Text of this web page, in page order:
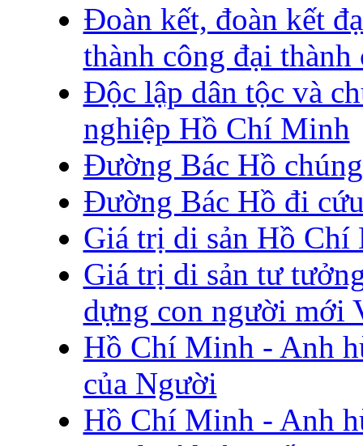
Đoàn kết, đoàn kết
thành công đại thành
Độc lập dân tộc và
nghiệp Hồ Chí Minh
Đường Bác Hồ
Đường Bác Hồ đi
Giá trị di sản Hồ
Giá trị di sản tư
dựng con người mới
Hồ Chí Minh - Anh
của Người
Hồ Chí Minh - Anh